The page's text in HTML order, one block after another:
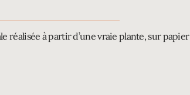
réalisée à partir d’une vraie plante, sur papier